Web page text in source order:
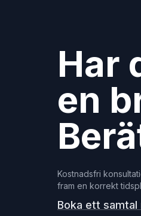
Har
en
Kostnadsfri
fram en korrekt
Boka ett